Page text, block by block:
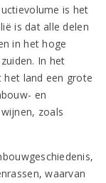
is het
is dat alle delen
in het hoge
In het
land een grote
en
zoals
waarvan